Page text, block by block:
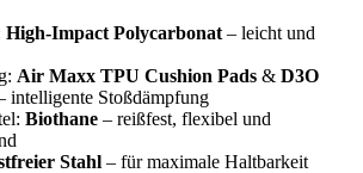
High-Impact Polycarbonat – leicht und
Air Maxx TPU Cushion Pads & D3O
intelligente Stoßdämpfung
Biothane – reißfest, flexibel und
Stahl – für maximale Haltbarkeit